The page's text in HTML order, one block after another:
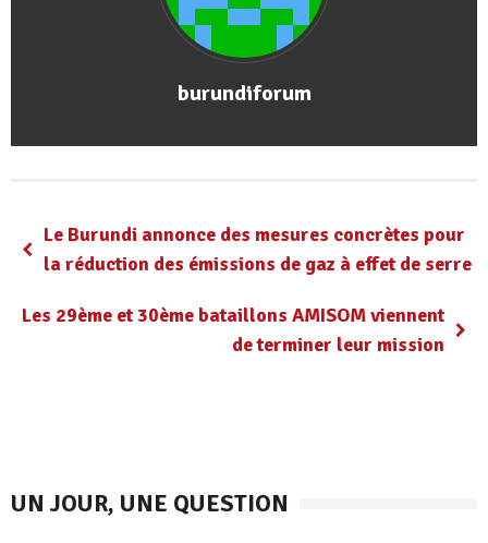
burundiforum
Le Burundi annonce des mesures concrètes pour
la réduction des émissions de gaz à effet de serre
Les 29ème et 30ème bataillons AMISOM viennent
de terminer leur mission
UN JOUR, UNE QUESTION